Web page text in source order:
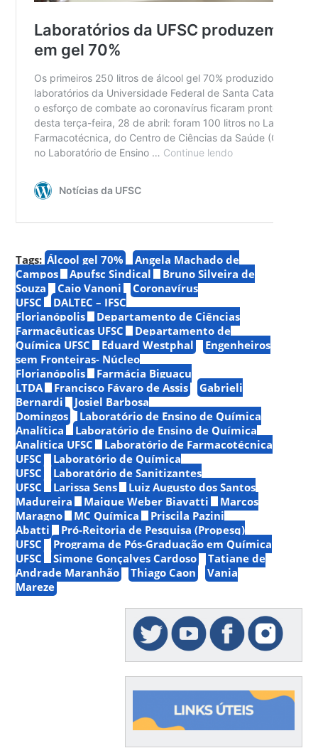
Tags: Álcool gel 70%
Angela Machado de
Campos
Apufsc Sindical
Bruno Silveira de
Souza
Caio Vanoni
Coronavírus
UFSC
DALTEC – IFSC
Florianópolis
Departamento de Ciências
Farmacêuticas UFSC
Departamento de
Química UFSC
Eduard Westphal
Engenheiros
sem Fronteiras- Núcleo
Florianópolis
Farmácia Biguaçu
LTDA
Francisco Fávaro de Assis
Gabrieli
Bernardi
Josiel Barbosa
Domingos
Laboratório de Ensino de Química
Analítica
Laboratório de Ensino de Química
Analítica UFSC
Laboratório de Farmacotécnica
UFSC
Laboratório de Química
UFSC
Laboratório de Sanitizantes
UFSC
Larissa Sens
Luiz Augusto dos Santos
Madureira
Maique Weber Biavatti
Marcos
Maragno
MC Química
Priscila Pazini
Abatti
Pró-Reitoria de Pesquisa (Propesq)
UFSC
Programa de Pós-Graduação em Química
UFSC
Simone Gonçalves Cardoso
Tatiane de
Andrade Maranhão
Thiago Caon
Vania
Mareze